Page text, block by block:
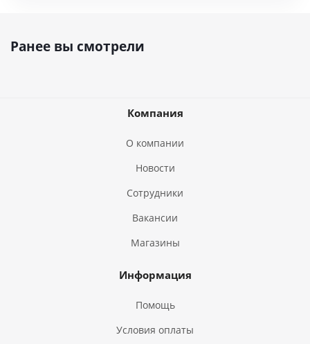
Ранее вы смотрели
Компания
О компании
Новости
Сотрудники
Вакансии
Магазины
Информация
Помощь
Условия оплаты